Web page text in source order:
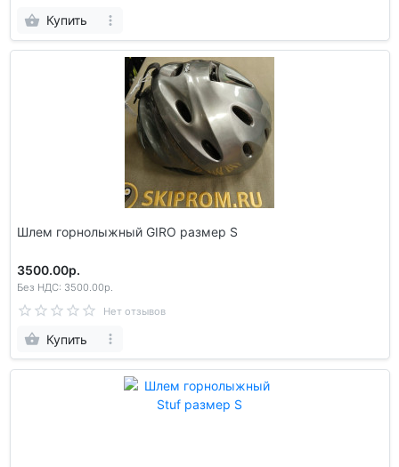
Купить
Шлем горнолыжный GIRO размер S
3500.00р.
Без НДС: 3500.00р.
Нет отзывов
Купить